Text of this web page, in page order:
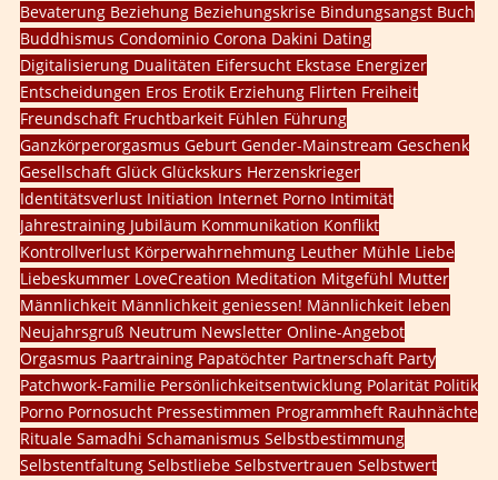
Bevaterung Beziehung Beziehungskrise Bindungsangst Buch
Buddhismus Condominio Corona Dakini Dating
Digitalisierung Dualitäten Eifersucht Ekstase Energizer
Entscheidungen Eros Erotik Erziehung Flirten Freiheit
Freundschaft Fruchtbarkeit Fühlen Führung
Ganzkörperorgasmus Geburt Gender-Mainstream Geschenk
Gesellschaft Glück Glückskurs Herzenskrieger
Identitätsverlust Initiation Internet Porno Intimität
Jahrestraining Jubiläum Kommunikation Konflikt
Kontrollverlust Körperwahrnehmung Leuther Mühle Liebe
Liebeskummer LoveCreation Meditation Mitgefühl Mutter
Männlichkeit Männlichkeit geniessen! Männlichkeit leben
Neujahrsgruß Neutrum Newsletter Online-Angebot
Orgasmus Paartraining Papatöchter Partnerschaft Party
Patchwork-Familie Persönlichkeitsentwicklung Polarität Politik
Porno Pornosucht Pressestimmen Programmheft Rauhnächte
Rituale Samadhi Schamanismus Selbstbestimmung
Selbstentfaltung Selbstliebe Selbstvertrauen Selbstwert